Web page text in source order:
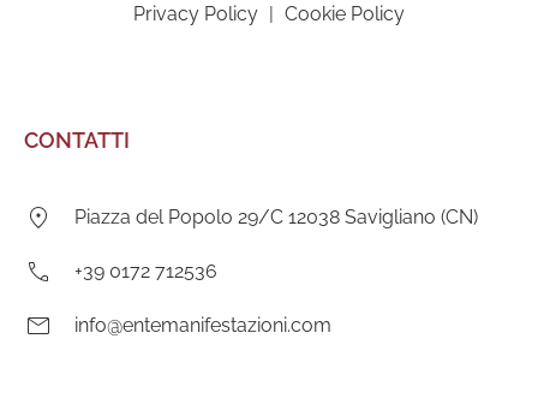
Privacy Policy | Cookie Policy
CONTATTI
Indirizzo:
Piazza del Popolo 29/C 12038 Savigliano (CN)
Telefono:
+39 0172 712536
E-
info@entemanifestazioni.com